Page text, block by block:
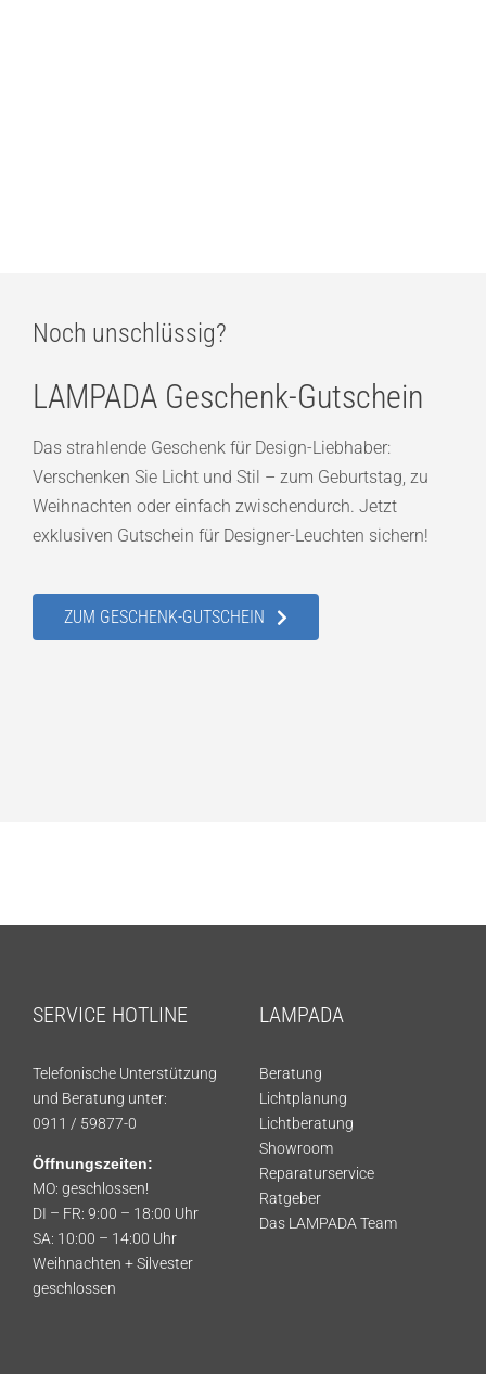
Noch unschlüssig?
LAMPADA Geschenk-Gutschein
Das strahlende Geschenk für Design-Liebhaber:
Verschenken Sie Licht und Stil – zum Geburtstag, zu
Weihnachten oder einfach zwischendurch. Jetzt
exklusiven Gutschein für Designer-Leuchten sichern!
ZUM GESCHENK-GUTSCHEIN
SERVICE HOTLINE
Telefonische Unterstützung
und Beratung unter:
0911 / 59877-0
Öffnungszeiten:
MO: geschlossen!
DI – FR: 9:00 – 18:00 Uhr
SA: 10:00 – 14:00 Uhr
Weihnachten + Silvester
geschlossen
LAMPADA
Beratung
Lichtplanung
Lichtberatung
Showroom
Reparaturservice
Ratgeber
Das LAMPADA Team